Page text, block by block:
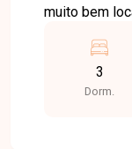
muito bem
variados e
região se
pelo
3
Dorm.